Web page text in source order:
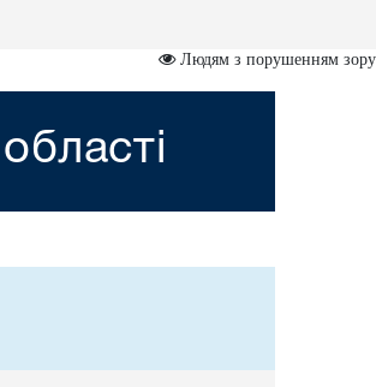
Людям з порушенням зору